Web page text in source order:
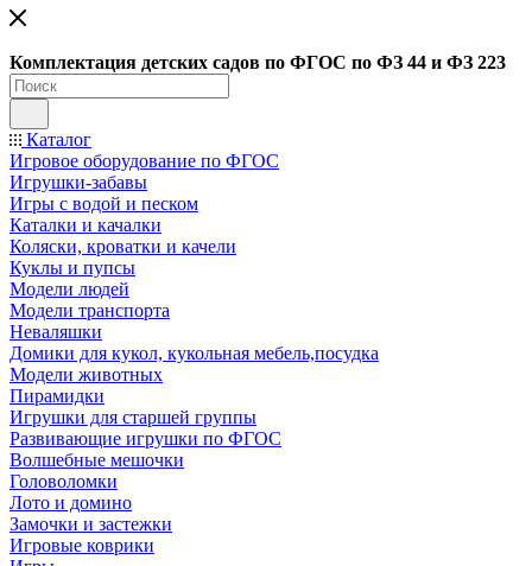
Комплектация детских садов по ФГОC по ФЗ 44 и ФЗ 223
Каталог
Игровое оборудование по ФГОС
Игрушки-забавы
Игры с водой и песком
Каталки и качалки
Коляски, кроватки и качели
Куклы и пупсы
Модели людей
Модели транспорта
Неваляшки
Домики для кукол, кукольная мебель,посудка
Модели животных
Пирамидки
Игрушки для старшей группы
Развивающие игрушки по ФГОС
Волшебные мешочки
Головоломки
Лото и домино
Замочки и застежки
Игровые коврики